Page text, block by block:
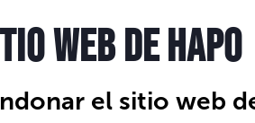
WEB DE HAPO
el sitio web